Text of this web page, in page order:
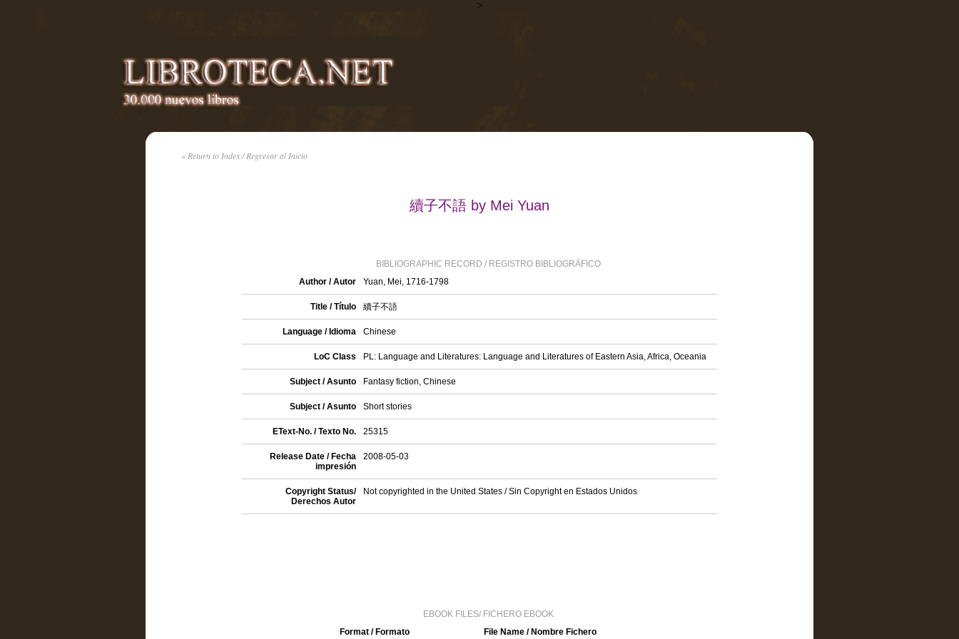
>
« Return to Index / Regresar al Inicio
續子不語 by Mei Yuan
BIBLIOGRAPHIC RECORD / REGISTRO BIBLIOGRÁFICO
Author / Autor
Yuan, Mei, 1716-1798
Title / Título 續子不語
Language / Idioma Chinese
LoC Class PL: Language and Literatures: Language and Literatures of Eastern Asia, Africa, Oceania
Subject / Asunto Fantasy fiction, Chinese
Subject / Asunto Short stories
EText-No. / Texto No. 25315
Release Date / Fecha
impresión
2008-05-03
Copyright Status/
Derechos Autor
Not copyrighted in the United States / Sin Copyright en Estados Unidos
EBOOK FILES/ FICHERO EBOOK
Format / Formato
File Name / Nombre Fichero